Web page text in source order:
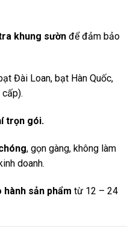
khung sườnđể đảm bảo
Đài Loan, bạt Hàn Quốc,
trọn gói.
, gọn gàng, không làm
doanh.
sản phẩm từ 12 – 24